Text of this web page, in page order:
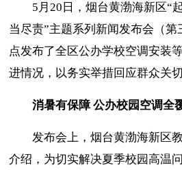
5月20日，烟台黄渤海新区“
当尽责”主题系列新闻发布会（
点发布了全区公办学校空调安装
进情况，以务实举措回应群众关切
消暑有保障 公办校园空调全
发布会上，烟台黄渤海新区
介绍，为切实解决夏季校园高温